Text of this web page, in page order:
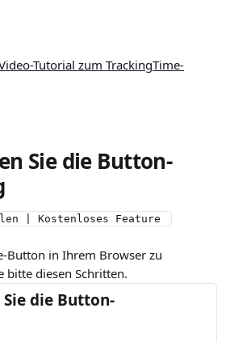
Tutorial zum TrackingTime-
Sie die Button-
| Kostenloses Feature
Button in Ihrem Browser zu
bitte diesen Schritten.
die Button-